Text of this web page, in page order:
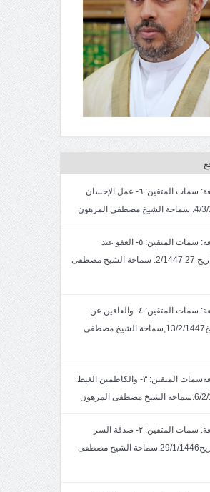
خطبة الجمعة: سمات المتقين: ٦- عمل الإحسان
خطبة الجمعة: سمات المتقين: ٥- العفو عند
المقدرة. بتاريخ 27 2/1447. سماحة الشيخ مصطفى
خطبة الجمعة: سمات المتقين: ٤- والعافين عن
الناس.بتاريخ13/2/1447,سماحة الشيخ مصطفى
خطبة الجمعةسمات المتقين: ٣- والكاظمين الغيظ.
خطبة الجمعة: سمات المتقين: ٢- صدقة السر
والعلن.. بتاريخ29/1/1446.سماحة الشيخ مصطفى